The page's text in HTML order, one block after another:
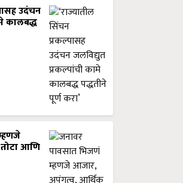
उदंचन
कालबद्ध
आणि